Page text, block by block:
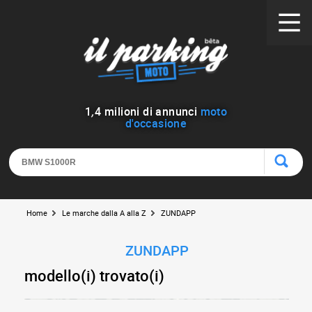
1,4 milioni di annunci moto
d'occasione
Home Le marche dalla A alla Z ZUNDAPP
ZUNDAPP
modello(i) trovato(i)